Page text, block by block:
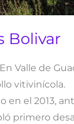
Bolivar
Valle de
vitivinícola.
el 2013,
primero